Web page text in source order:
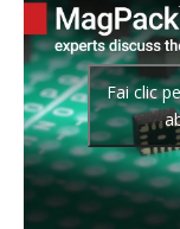
Fai clic